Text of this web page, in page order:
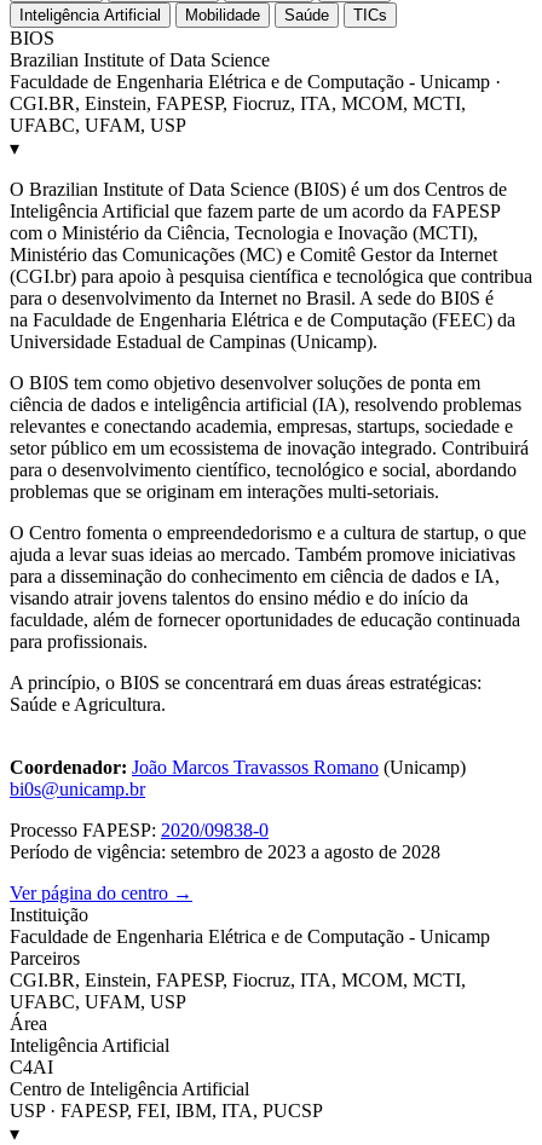
Inteligência Artificial
Mobilidade Saúde TICs
BIOS
Brazilian Institute of Data Science
Faculdade de Engenharia Elétrica e de Computação - Unicamp ·
CGI.BR, Einstein, FAPESP, Fiocruz, ITA, MCOM, MCTI,
UFABC, UFAM, USP
▾
O Brazilian Institute of Data Science (BI0S) é um dos Centros de
Inteligência Artificial que fazem parte de um acordo da FAPESP
com o Ministério da Ciência, Tecnologia e Inovação (MCTI),
Ministério das Comunicações (MC) e Comitê Gestor da Internet
(CGI.br) para apoio à pesquisa científica e tecnológica que contribua
para o desenvolvimento da Internet no Brasil. A sede do BI0S é
na Faculdade de Engenharia Elétrica e de Computação (FEEC) da
Universidade Estadual de Campinas (Unicamp).
O BI0S tem como objetivo desenvolver soluções de ponta em
ciência de dados e inteligência artificial (IA), resolvendo problemas
relevantes e conectando academia, empresas, startups, sociedade e
setor público em um ecossistema de inovação integrado. Contribuirá
para o desenvolvimento científico, tecnológico e social, abordando
problemas que se originam em interações multi-setoriais.
O Centro fomenta o empreendedorismo e a cultura de startup, o que
ajuda a levar suas ideias ao mercado. Também promove iniciativas
para a disseminação do conhecimento em ciência de dados e IA,
visando atrair jovens talentos do ensino médio e do início da
faculdade, além de fornecer oportunidades de educação continuada
para profissionais.
A princípio, o BI0S se concentrará em duas áreas estratégicas:
Saúde e Agricultura.
Coordenador: João Marcos Travassos Romano (Unicamp)
bi0s@unicamp.br
Processo FAPESP: 2020/09838-0
Período de vigência: setembro de 2023 a agosto de 2028
Ver página do centro →
Instituição
Faculdade de Engenharia Elétrica e de Computação - Unicamp
Parceiros
CGI.BR, Einstein, FAPESP, Fiocruz, ITA, MCOM, MCTI,
UFABC, UFAM, USP
Área
Inteligência Artificial
C4AI
Centro de Inteligência Artificial
USP · FAPESP, FEI, IBM, ITA, PUCSP
▾